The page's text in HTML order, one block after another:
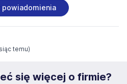
lub pisemnie na adres
informacyjna.html
aplikacyjnych (w tym
rekrutacji przez okres
i może być w każdym
powiadomienia
temu)
się więcej o firmie?